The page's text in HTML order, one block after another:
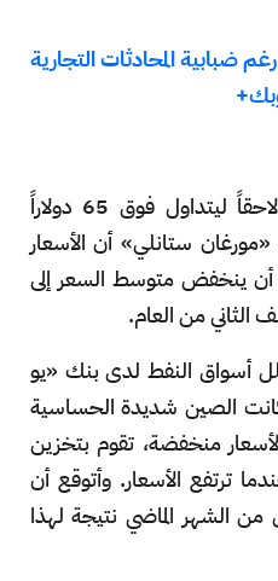
ضبابية المحادثات التجارية
برنت القياسي لاحقاً ليتداول فوق 65 دولاراً
ستانلي» أن الأسعار
ينخفض متوسط السعر إلى
أسواق النفط لدى بنك «يو
الصين شديدة الحساسية
منخفضة، تقوم بتخزين
ترتفع الأسعار. وأتوقع أن
الشهر الماضي نتيجة لهذا